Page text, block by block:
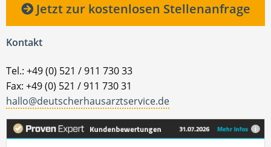
Jetzt zur kostenlosen Stellenanfrage
Kontakt
Tel.: +49 (0) 521 / 911 730 33
Fax: +49 (0) 521 / 911 730 31
hallo@deutscherhausarztservice.de